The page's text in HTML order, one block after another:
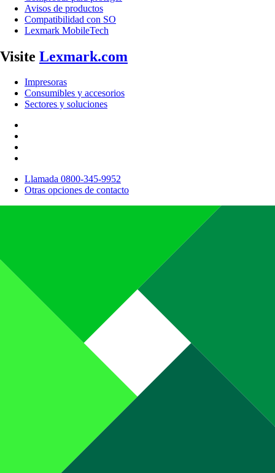
Avisos de productos
Compatibilidad con SO
Lexmark MobileTech
Visite Lexmark.com
Impresoras
Consumibles y accesorios
Sectores y soluciones
Llamada 0800-345-9952
Otras opciones de contacto